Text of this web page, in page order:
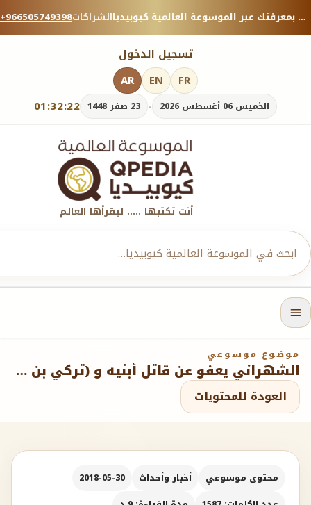
+966505749398الشراكات منصة معرفية موثوقة — شارك بمعرفتك عبر الموسوعة العالمية كيوبيديا.
تسجيل الدخول
01:32:24 الخميس 06 أغسطس 2026 - 23 صفر 1448
AR EN FR
أنت تكتبها ..... ليقرأها العالم
موضوع موسوعي
الشهراني يعفو عن قاتل أبنيه و (تركي بن طلال) يثمن مبادرته التي سيخلدها التاريخ
العودة للمحتويات
محتوى موسوعي أخبار وأحداث
2018-05-30